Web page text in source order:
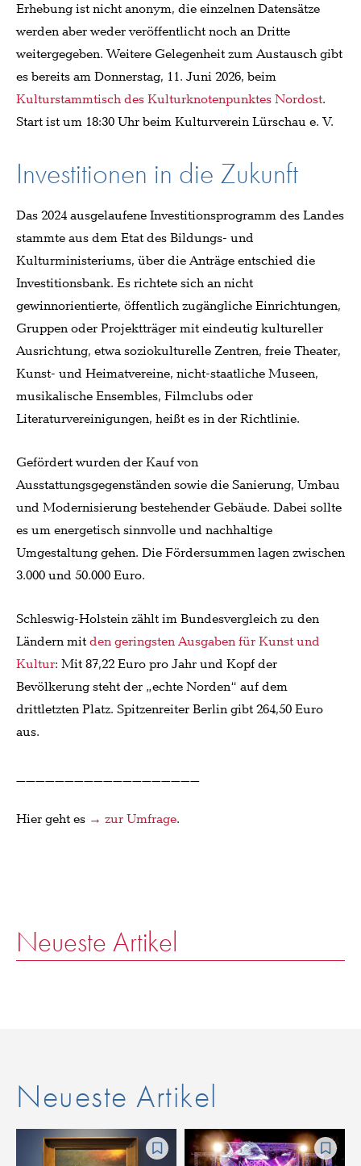
Erhebung ist nicht anonym, die einzelnen Datensätze
werden aber weder veröffentlicht noch an Dritte
weitergegeben. Weitere Gelegenheit zum Austausch gibt
es bereits am Donnerstag, 11. Juni 2026, beim
Kulturstammtisch des Kulturknotenpunktes Nordost.
Start ist um 18:30 Uhr beim Kulturverein Lürschau e. V.
Investitionen in die Zukunft
Das 2024 ausgelaufene Investitionsprogramm des Landes
stammte aus dem Etat des Bildungs- und
Kulturministeriums, über die Anträge entschied die
Investitionsbank. Es richtete sich an nicht
gewinnorientierte, öffentlich zugängliche Einrichtungen,
Gruppen oder Projektträger mit eindeutig kultureller
Ausrichtung, etwa soziokulturelle Zentren, freie Theater,
Kunst- und Heimatvereine, nicht-staatliche Museen,
musikalische Ensembles, Filmclubs oder
Literaturvereinigungen, heißt es in der Richtlinie.
Gefördert wurden der Kauf von
Ausstattungsgegenständen sowie die Sanierung, Umbau
und Modernisierung bestehender Gebäude. Dabei sollte
es um energetisch sinnvolle und nachhaltige
Umgestaltung gehen. Die Fördersummen lagen zwischen
3.000 und 50.000 Euro.
Schleswig-Holstein zählt im Bundesvergleich zu den
Ländern mitden geringsten Ausgaben für Kunst und
Kultur: Mit 87,22 Euro pro Jahr und Kopf der
Bevölkerung steht der „echte Norden“ auf dem
drittletzten Platz. Spitzenreiter Berlin gibt 264,50 Euro
aus.
Hier geht es → zur Umfrage.
Neueste Artikel
Neueste Artikel